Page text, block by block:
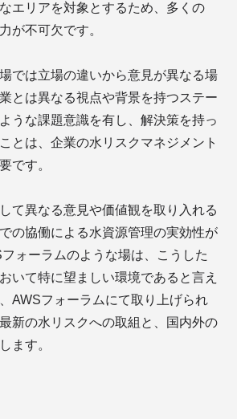
エリアを対象とするため、多くの
が不可欠です。
では立場の違いから意見が異なる場
とは異なる視点や背景を持つステー
うな課題意識を有し、解決策を持っ
とは、企業の水リスクマネジメント
です。
て異なる意見や価値観を取り入れる
の協働による水資源管理の実効性が
ォーラムのような場は、こうした
いて特に望ましい環境であると言え
AWSフォーラムにて取り上げられ
新の水リスクへの取組と、国内外の
ます。